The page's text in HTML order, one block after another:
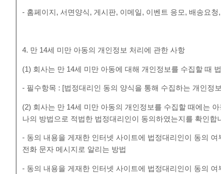
- 홈페이지, 서면양식, 게시판, 이메일, 이벤트 응모, 배송요
4. 만 14세 미만 아동의 개인정보 처리에 관한 사항
(1) 회사는 만 14세 미만 아동에 대해 개인정보를 수집할 때
- 필수항목 : [법정대리인 동의 양식을 통해 수집하는 개인정
(2) 회사는 만 14세 미만 아동의 개인정보를 수집할 때에는
나의 방법으로 적법한 법정대리인이 동의하였는지를 확인합
- 동의 내용을 게재한 인터넷 사이트에 법정대리인이 동의
전화 문자 메시지로 알리는 방법
- 동의 내용을 게재한 인터넷 사이트에 법정대리인이 동의